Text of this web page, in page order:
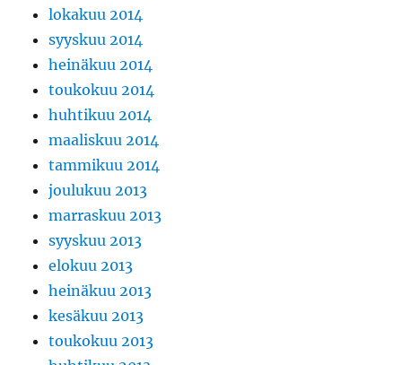
lokakuu 2014
syyskuu 2014
heinäkuu 2014
toukokuu 2014
huhtikuu 2014
maaliskuu 2014
tammikuu 2014
joulukuu 2013
marraskuu 2013
syyskuu 2013
elokuu 2013
heinäkuu 2013
kesäkuu 2013
toukokuu 2013